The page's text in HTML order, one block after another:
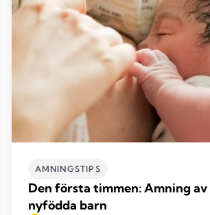
AMNINGSTIPS
Den första timmen: Amning
nyfödda barn